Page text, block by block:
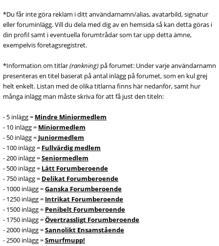
*Du får inte göra reklam i ditt användarnamn/alias, avatarbild, signatur
eller foruminlägg. Vill du dela med dig av en hemsida så kan detta göras i
din profil samt i eventuella forumtrådar som tar upp detta ämne,
exempelvis företagsregistret.
*Information om titlar(rankning) på forumet: Under varje användarnamn
presenteras en titel baserat på antal inlägg på forumet, som en kul grej
helt enkelt. Listan med de olika titlarna finns här nedanför, samt hur
många inlägg man måste skriva för att få just den titeln:
- 5 inlägg = Mindre Miniormedlem
- 10 inlägg = Miniormedlem
- 50 inlägg = Juniormedlem
- 100 inlägg = Fullvärdig medlem
- 200 inlägg =Seniormedlem
- 500 inlägg = Lätt Forumberoende
- 750 inlägg = Delikat Forumberoende
- 1000 inlägg =Ganska Forumberoende
- 1250 inlägg = Intrikat Forumberoende
- 1500 inlägg = Penibelt Forumberoende
- 1750 inlägg =Övertrassligt Forumberoende
- 2000 inlägg =Sannolikt Ensamstående
- 2500 inlägg =Smurfmupp!